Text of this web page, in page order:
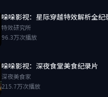
哚哚影视：星际穿越特效解析全纪
特效研究所
96.3万次播放
哚哚影视：深夜食堂美食纪录片
深夜美食家
215.7万次播放